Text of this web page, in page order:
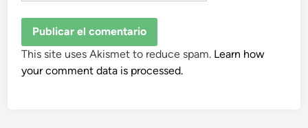
This site uses Akismet to reduce spam. Learn how
your comment data is processed.